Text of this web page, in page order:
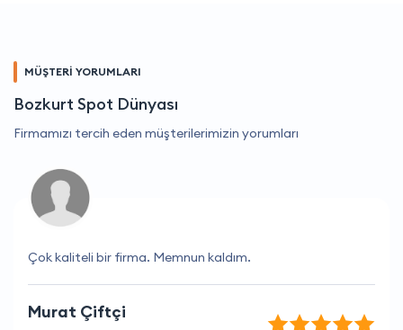
MÜŞTERİ YORUMLARI
Bozkurt Spot Dünyası
Firmamızı tercih eden müşterilerimizin yorumları
Çok kaliteli bir firma. Memnun kaldım.
Murat Çiftçi